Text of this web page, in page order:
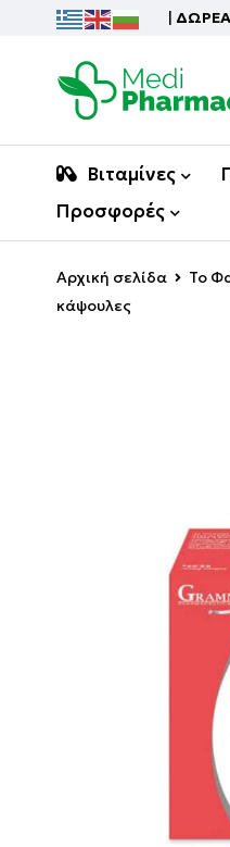
|
Βιταμίνες
Προσφορές
Αρχική σελίδα Το
κάψουλες